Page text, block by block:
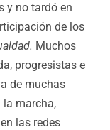
y no tardó en
de los
Muchos
progresistas e
de muchas
la marcha,
las redes